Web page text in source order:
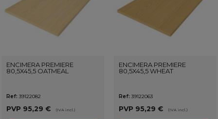
ENCIMERA PREMIERE
80,5X45,5 OATMEAL
Ref: 39122082
PVP 95,29 € (IVA incl.)
ENCIMERA PREMIERE
80,5X45,5 WHEAT
Ref: 39122063
PVP 95,29 € (IVA incl.)